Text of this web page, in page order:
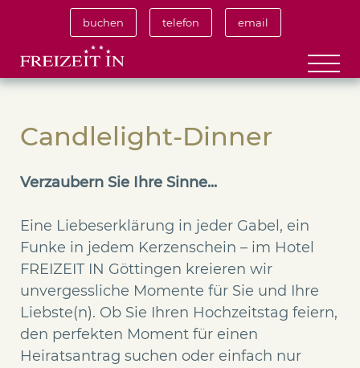
buchen telefon email
Candlelight-Dinner
Verzaubern Sie Ihre Sinne...
Eine Liebeserklärung in jeder Gabel, ein
Funke in jedem Kerzenschein – im Hotel
FREIZEIT IN Göttingen kreieren wir
unvergessliche Momente für Sie und Ihre
Liebste(n). Ob Sie Ihren Hochzeitstag feiern,
den perfekten Moment für einen
Heiratsantrag suchen oder einfach nur